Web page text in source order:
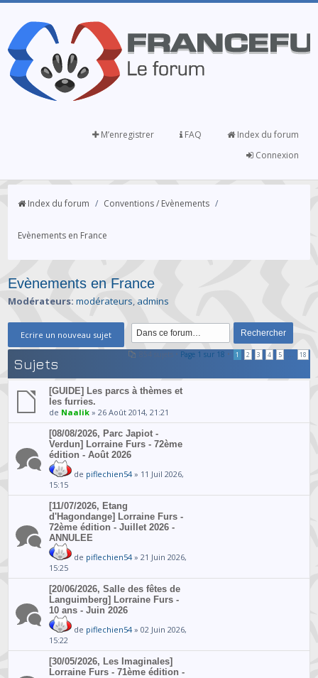
Index du forum
FAQ
M’enregistrer
Connexion
Index du forum / Conventions / Evènements /
Evènements en France
Evènements en France
Modérateurs: modérateurs,admins
Ecrire un nouveau sujet
Page 1 sur 18 • 1 2 3 4 5 18
Sujets
[GUIDE] Les parcs à thèmes et
les furries.
de Naalik » 26 Août 2014, 21:21
[08/08/2026, Parc Japiot -
Verdun] Lorraine Furs - 72ème
édition - Août 2026
de piflechien54» 11 Juil 2026,
15:15
[11/07/2026, Etang
d'Hagondange] Lorraine Furs -
72ème édition - Juillet 2026 -
ANNULEE
de piflechien54» 21 Juin 2026,
15:25
[20/06/2026, Salle des fêtes de
Languimberg] Lorraine Furs -
10 ans - Juin 2026
de piflechien54» 02 Juin 2026,
15:22
[30/05/2026, Les Imaginales]
Lorraine Furs - 71ème édition -